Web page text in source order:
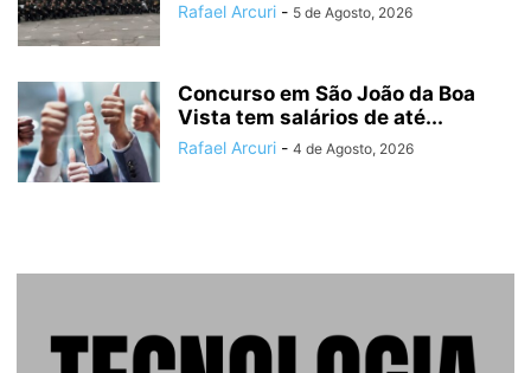
Rafael Arcuri - 5 de Agosto, 2026
Concurso em São João da Boa
Vista tem salários de até...
Rafael Arcuri - 4 de Agosto, 2026